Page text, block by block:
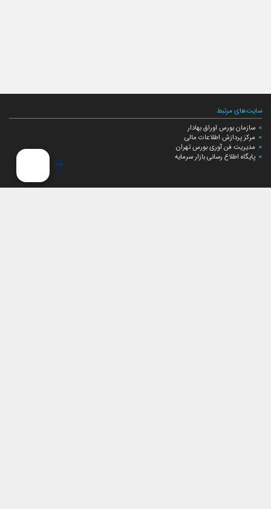
سایت‌های مرتبط
سازمان بورس اوراق بهادار
مرکز پردازش اطلاعات مالی
مدیریت فن آوری بورس تهران
پایگاه اطلاع رسانی بازار سرمایه
ارتباط با صندوق